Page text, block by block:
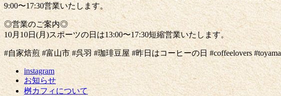
9:00〜17:30営業いたします。
◎営業のご案内◎
10月10日(月)スポーツの日は13:00〜17:30短縮営業いたします。
#自家焙煎 #富山市 #呉羽 #珈琲豆屋 #昨日はコーヒーの日 #coffeelovers #toyama
instagram
お知らせ
桝カフィについて